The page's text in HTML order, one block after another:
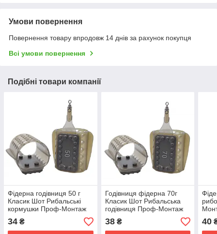
Умови повернення
Повернення товару впродовж 14 днів за рахунок покупця
Всі умови повернення
Подібні товари компанії
Фідерна годівниця 50 г
Класик Шот Рибальські
кормушки Проф-Монтаж
34 ₴
Годівниця фідерна 70г
Класик Шот Рибальська
годівниця Проф-Монтаж
для фідерного лову
38₴ 40